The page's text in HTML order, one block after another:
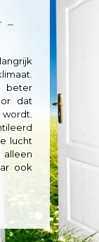
–
beter
dat
lucht
ook